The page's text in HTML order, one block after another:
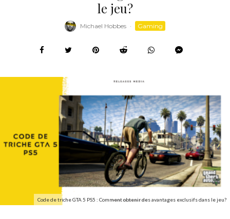
le jeu?
Michael Hobbes · Gaming
Code de triche GTA 5 PS5 : Comment obtenir des avantages exclusifs dans le jeu?